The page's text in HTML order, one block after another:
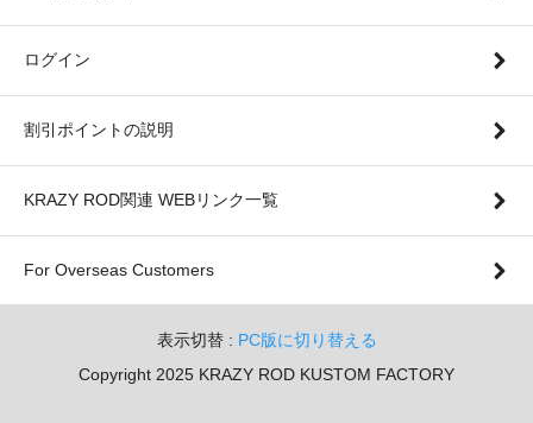
ログイン
割引ポイントの説明
KRAZY ROD関連 WEBリンク一覧
For Overseas Customers
表示切替 : PC版に切り替える
Copyright 2025 KRAZY ROD KUSTOM FACTORY